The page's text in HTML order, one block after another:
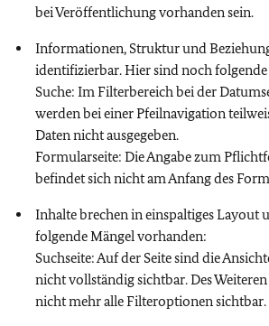
bei Veröffentlichung vorhanden sein.
Informationen, Struktur und
identifizierbar. Hier sind noch
Suche: Im Filterbereich bei der
werden bei einer Pfeilnavigation
Daten nicht ausgegeben.
Formularseite: Die Angabe zum
befindet sich nicht am Anfang des
Inhalte brechen in einspaltiges Layout
folgende Mängel vorhanden:
Suchseite: Auf der Seite sind die
nicht vollständig sichtbar. Des
nicht mehr alle Filteroptionen sichtbar.